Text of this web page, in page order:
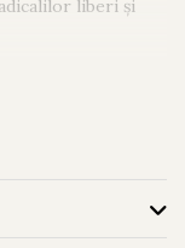
liberi și
și energizant.